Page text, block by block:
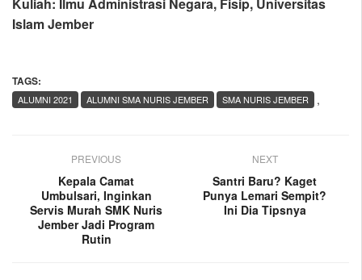
Kuliah: Ilmu Administrasi Negara, Fisip, Universitas
Islam Jember
TAGS:
,
ALUMNI 2021 ALUMNI SMA NURIS JEMBER SMA NURIS JEMBER
PREVIOUS
Kepala Camat
Umbulsari, Inginkan
Servis Murah SMK Nuris
Jember Jadi Program
Rutin
NEXT
Santri Baru? Kaget
Punya Lemari Sempit?
Ini Dia Tipsnya